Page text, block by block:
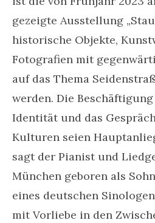
gezeigte Ausstellung
historische Objekte,
Fotografien mit
auf das Thema
werden. Die
Identität und das
Kulturen seien
sagt der Pianist und
München geboren als
eines deutschen
mit Vorliebe in den